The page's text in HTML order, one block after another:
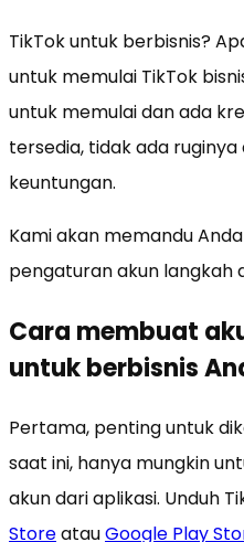
TikTok untuk berbisnis?
untuk memulai TikTok
untuk memulai dan ada
tersedia, tidak ada
keuntungan.
Kami akan memandu
pengaturan akun langkah
Cara membuat
untuk berbisnis
Pertama, penting untuk
saat ini, hanya mungkin
akun dari aplikasi. Unduh
StoreatauGoogle Play